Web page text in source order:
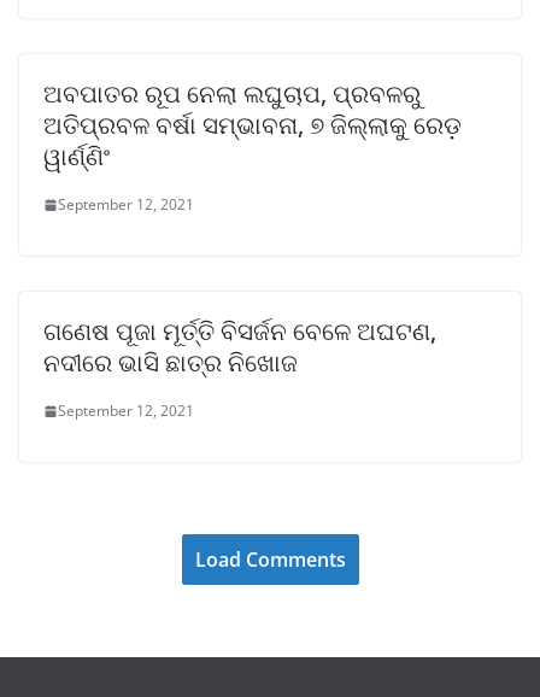
ଅବପାତର ରୂପ ନେଲା ଲଘୁଚାପ, ପ୍ରବଳରୁ
ଅତିପ୍ରବଳ ବର୍ଷା ସମ୍ଭାବନା, ୭ ଜିଲ୍ଲାକୁ ରେଡ଼
ୱାର୍ଣ୍ଣିଂ
September 12, 2021
ଗଣେଷ ପୂଜା ମୂର୍ତ୍ତି ବିସର୍ଜନ ବେଳେ ଅଘଟଣ,
ନଦୀରେ ଭାସି ଛାତ୍ର ନିଖୋଜ
September 12, 2021
Load Comments